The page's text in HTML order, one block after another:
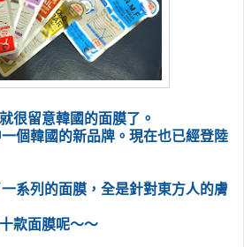
很留意韓國的面膜了。
個韓國的新品牌。現在也已經登陸
系列的面膜，全是針對東方人的膚
款面膜呢～～